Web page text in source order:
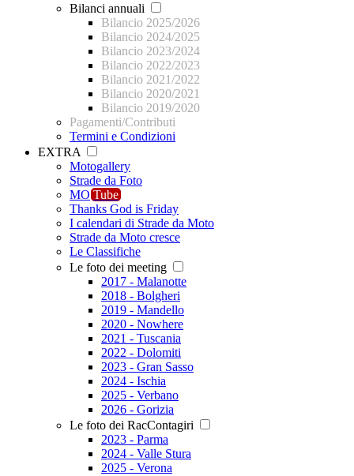
Bilanci annuali
Bilancio 2025/2026
Bilancio 2024/2025
Bilancio 2023/2024
Bilancio 2022/2023
Bilancio 2021/2022
Bilancio 2020/2021
Bilancio 2019/2020
Pagamenti/Contributi
Termini e Condizioni
EXTRA
Motogallery
Strade da Foto
MO Tube
Thanks God is Friday
I calendari di Strade da Moto
Strade da Moto cresce
Le Classifiche
Le foto dei meeting
2017 - Malanotte
2018 - Bolgheri
2019 - Mandello
2020 - Nowhere
2021 - Tuscania
2022 - Dolomiti
2023 - Gran Sasso
2024 - Ischia
2025 - Verbano
2026 - Gorizia
Le foto dei RacContagiri
2023 - Parma
2024 - Valle Stura
2025 - Verona